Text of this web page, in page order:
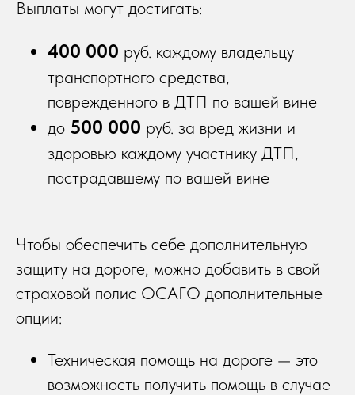
Выплаты могут достигать:
400 000 руб. каждому владельцу
транспортного средства,
поврежденного в ДТП по вашей вине
до 500 000 руб. за вред жизни и
здоровью каждому участнику ДТП,
пострадавшему по вашей вине
Чтобы обеспечить себе дополнительную
защиту на дороге, можно добавить в свой
страховой полис ОСАГО дополнительные
опции:
Техническая помощь на дороге — это
возможность получить помощь в случае